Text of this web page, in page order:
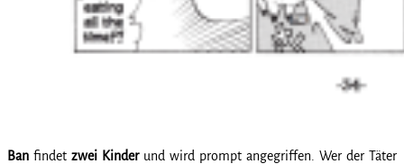
Ban findet zwei Kinderund wird prompt angegriffen. Wer der Täter